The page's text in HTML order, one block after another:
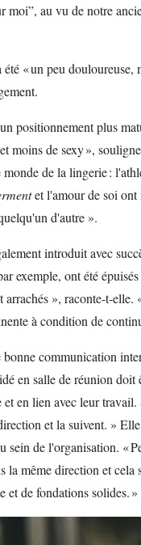
moi”, au vu de notre
« un peu
positionnement plus
moins de sexy »,
de la lingerie :
et l'amour de soi ont
d'autre ».
introduit avec
exemple, ont été
arrachés », raconte-t-elle.
à condition de
communication
en salle de réunion doit
en lien avec leur
et la suivent. »
sein de l'organisation. «
la même direction et cela
et de fondations solides. »